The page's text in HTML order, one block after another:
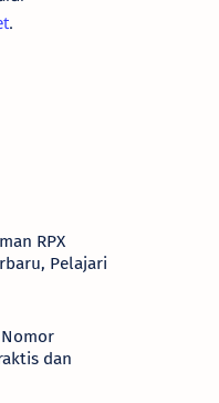
.
RPX
Pelajari
dan